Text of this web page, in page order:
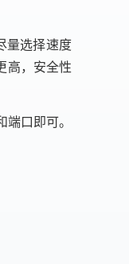
量选择速度
高，安全性
口即可。